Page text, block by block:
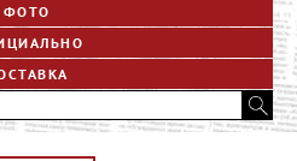
ФОТО